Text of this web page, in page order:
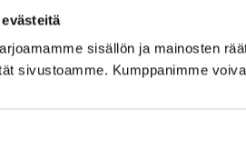
sisällön ja mainosten
sivustoamme. Kumppanimme